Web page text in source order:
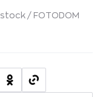
/ FOTODOM